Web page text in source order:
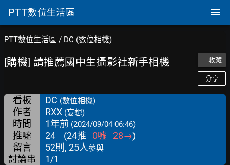
PTT數位生活區
PTT數位生活區 / DC (數位相機)
[購機] 請推薦國中生攝影社新手相機 ＋收藏
分享
看板 DC (數位相機)
作者 RXX (妄想)
時間 1年前 (2024/09/04 06:46)
推噓 24 (24推 0噓 28→)
留言
52則, 25人參與
討論串 1/1